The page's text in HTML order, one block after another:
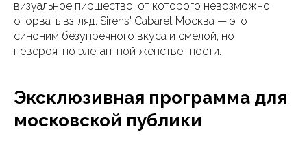
визуальное пиршество, от которого невозможно
оторвать взгляд. Sirens' Cabaret Москва — это
синоним безупречного вкуса и смелой, но
невероятно элегантной женственности.
Эксклюзивная программа для
московской публики